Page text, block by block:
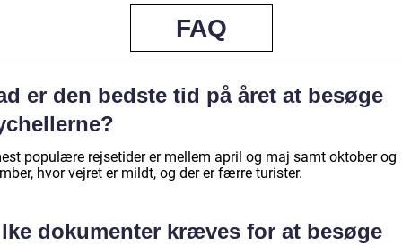
FAQ
er den bedste tid på året at besøge
populære rejsetider er mellem april og maj samt oktober og
hvor vejret er mildt, og der er færre turister.
dokumenter kræves for at besøge